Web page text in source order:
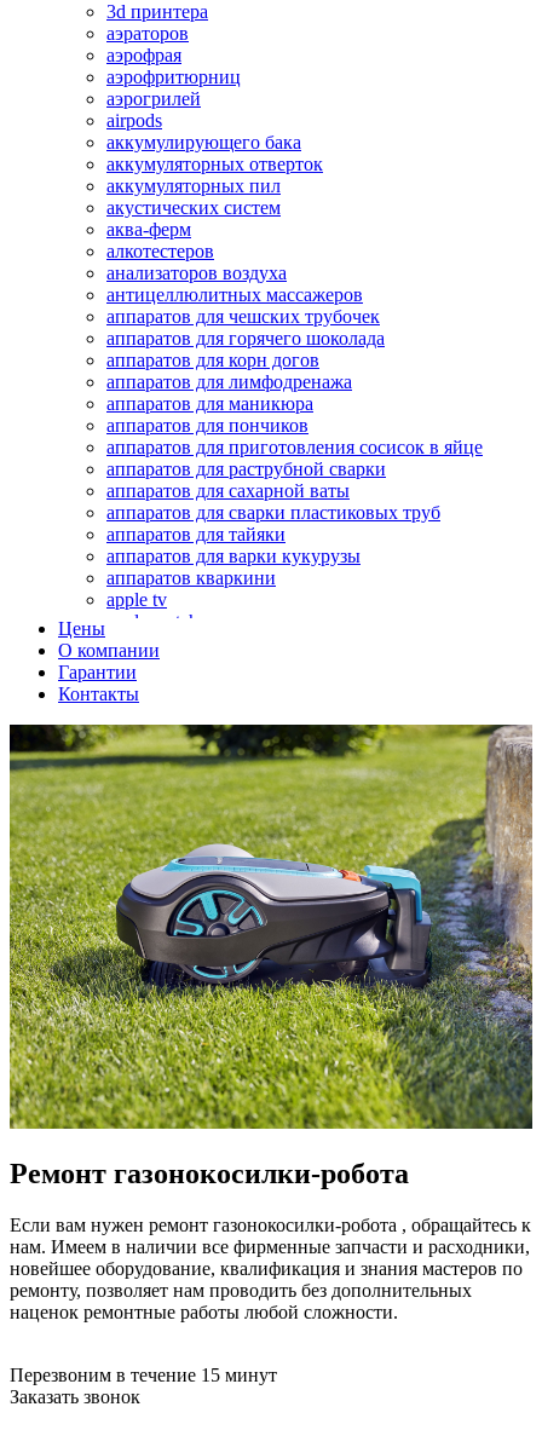
3d принтера
аэраторов
аэрофрая
аэрофритюрниц
аэрогрилей
airpods
аккумулирующего бака
аккумуляторных отверток
аккумуляторных пил
акустических систем
аква-ферм
алкотестеров
анализаторов воздуха
антицеллюлитных массажеров
аппаратов для чешских трубочек
аппаратов для горячего шоколада
аппаратов для корн догов
аппаратов для лимфодренажа
аппаратов для маникюра
аппаратов для пончиков
аппаратов для приготовления сосисок в яйце
аппаратов для раструбной сварки
аппаратов для сахарной ваты
аппаратов для сварки пластиковых труб
аппаратов для тайяки
аппаратов для варки кукурузы
аппаратов кваркини
apple tv
apple watch
аромадиффузоров
аромастанций
ароматизаторов воздуха
аудиоплееров
аудиопроцессоров
аудиосистем
аудиоусилителей
авто акустики, автомобильной акустики
авто мониторов
автохолодильников
автокондиционера
автоматики для генераторов
автоматики управления
автоматики вентустановок
автомобильных телевизоров
автомоек
автотрансформаторов
багги
бактерицидной лампы
беговых дорожек
бензобуров
бензогенераторов
бензоножниц
бензорезов
бензорезов
беспроводных систем презентаций
бетоноломов
бетономешалок
безменов
биговщиков
блинниц
блоков автоматики насосов
Цены
О компании
Гарантии
Контакты
Ремонт газонокосилки-робота
Если вам нужен ремонт газонокосилки-робота , обращайтесь к
нам. Имеем в наличии все фирменные запчасти и расходники,
новейшее оборудование, квалификация и знания мастеров по
ремонту, позволяет нам проводить без дополнительных
наценок ремонтные работы любой сложности.
Перезвоним в течение 15 минут
Заказать звонок